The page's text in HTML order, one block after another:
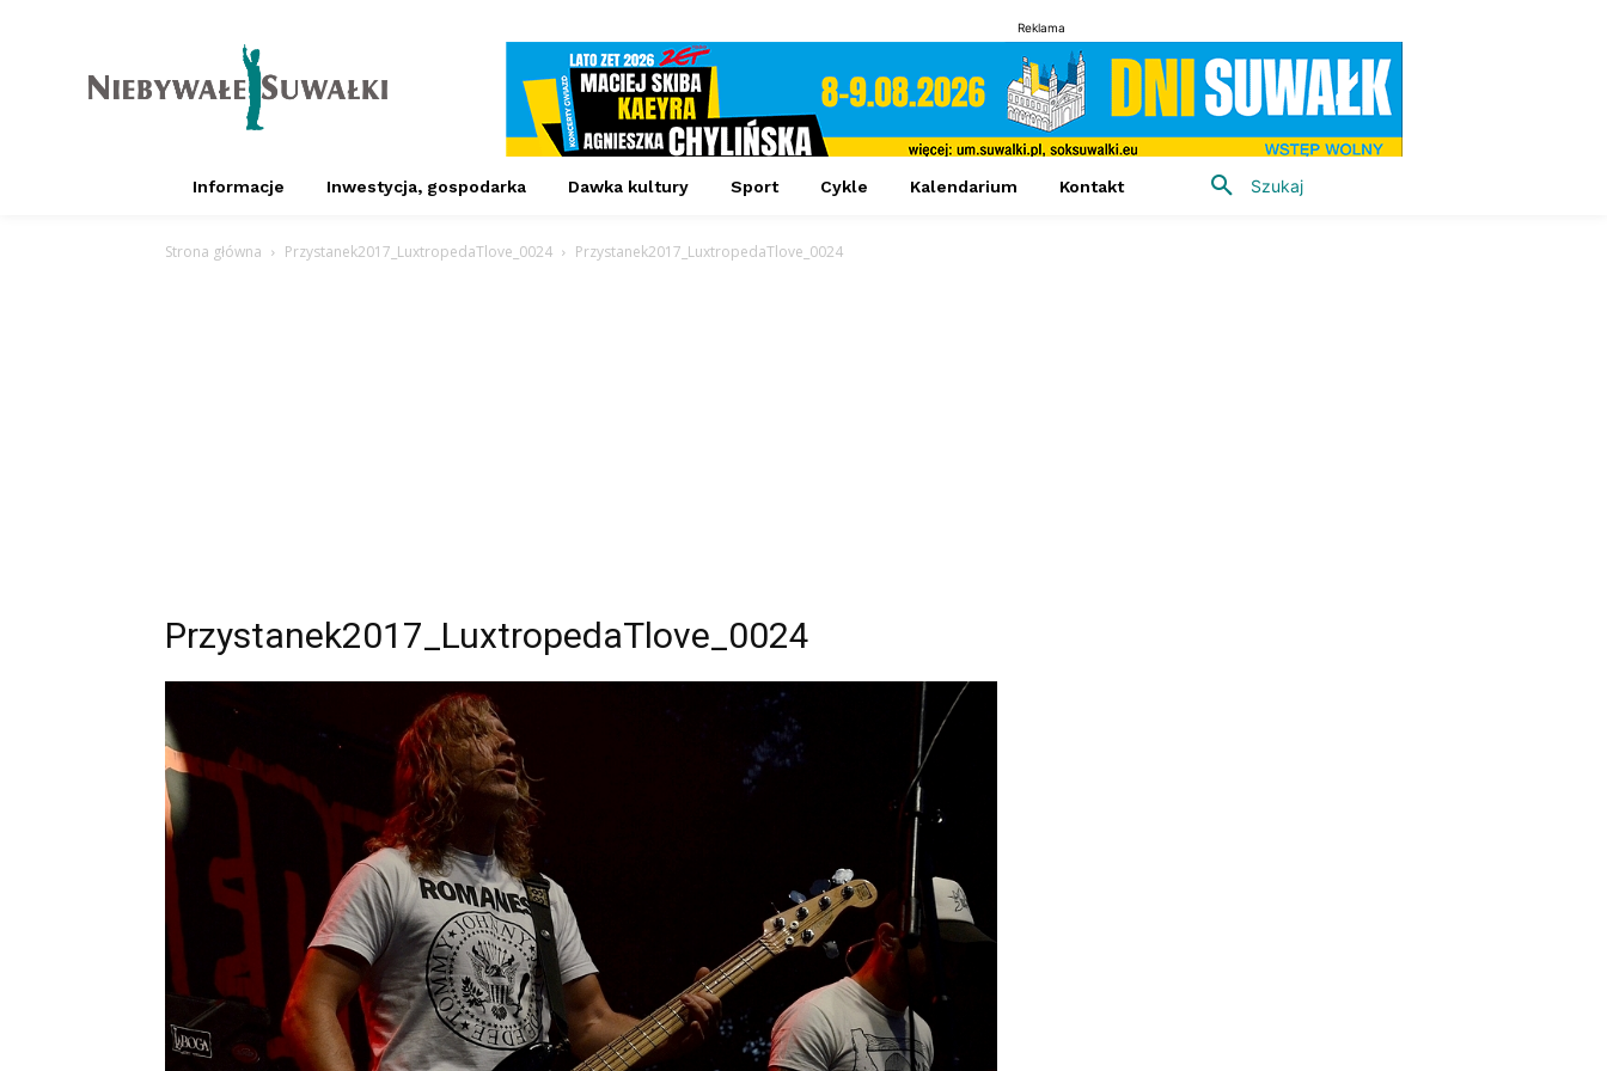
Reklama
Informacje Inwestycja, gospodarka Dawka kultury Sport Cykle Kalendarium Kontakt Szukaj
Strona główna Przystanek2017_LuxtropedaTlove_0024 Przystanek2017_LuxtropedaTlove_0024
Przystanek2017_LuxtropedaTlove_0024